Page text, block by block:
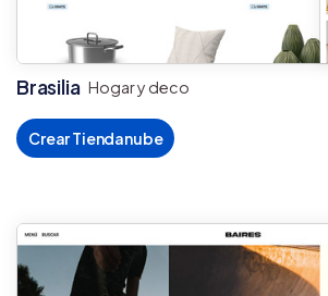
Brasilia Hogar y deco
Crear Tiendanube